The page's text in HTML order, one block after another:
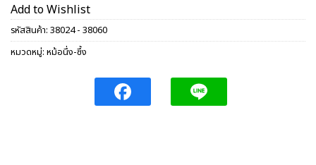
Add to Wishlist
รหัสสินค้า: 38024 - 38060
หมวดหมู่: หม้อนึ่ง-ซึ้ง